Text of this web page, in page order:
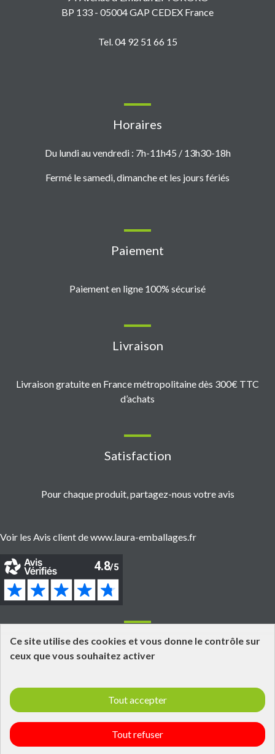
BP 133 - 05004 GAP CEDEX France
Tel. 04 92 51 66 15
Horaires
Du lundi au vendredi : 7h-11h45 / 13h30-18h
Fermé le samedi, dimanche et les jours fériés
Paiement
Paiement en ligne 100% sécurisé
Livraison
Livraison gratuite en France métropolitaine dès 300€ TTC
d’achats
Satisfaction
Pour chaque produit, partagez-nous votre avis
Voir les Avis client de www.laura-emballages.fr
Informations
Click and Collect
Livraisons et retours
Informations légales
Laura Emballages - Qui est tu ?
Politique de confidentialité
Ce site utilise des cookies et vous donne le contrôle sur
ceux que vous souhaitez activer
Tout accepter
Tout refuser